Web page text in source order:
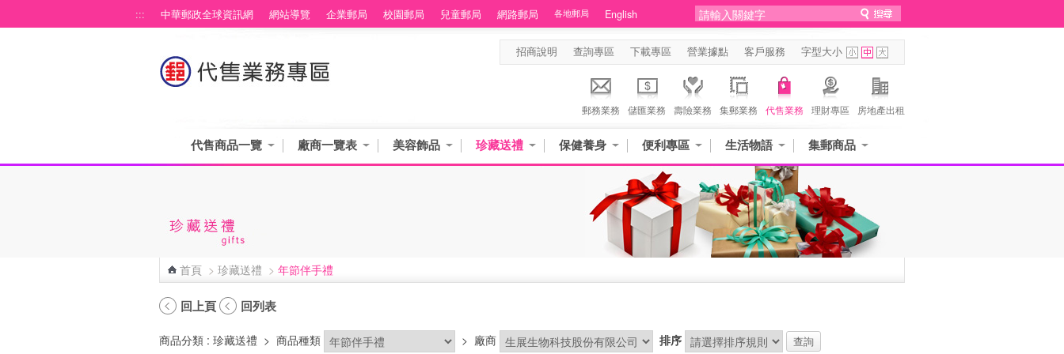
::: 中華郵政全球資訊網 網站導覽 企業郵局 校園郵局 兒童郵局 網路郵局 各地郵局 English
招商說明 查詢專區 下載專區 營業據點 客戶服務 字型大小
郵務業務 儲匯業務 壽險業務 集郵業務 代售業務 理財專區 房地產出租
代售商品一覽 廠商一覽表 美容飾品 珍藏送禮 保健養身 便利專區 生活物語 集郵商品
首頁 > 珍藏送禮 > 年節伴手禮
回上頁 回列表
商品分類 : 珍藏送禮 > 商品種類 > 廠商 排序